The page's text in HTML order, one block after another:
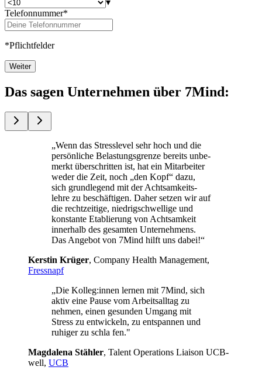
▾
Telefonnummer*
*Pflichtfelder
Weiter
Das sagen Unternehmen über 7Mind:
„Wenn das Stress­le­vel sehr hoch und die
per­sön­li­che Belas­tungs­grenze bereits unbe­
merkt über­schrit­ten ist, hat ein Mit­ar­bei­ter
weder die Zeit, noch „den Kopf“ dazu,
sich grund­le­gend mit der Acht­sam­keits­
lehre zu beschäf­ti­gen. Daher setzen wir auf
die recht­zei­tige, nied­rig­schwel­lige und
kon­stante Eta­blie­rung von Acht­sam­keit
inner­halb des gesam­ten Unterneh­mens.
Das Ange­bot von 7Mind hilft uns dabei!“
Kers­tin Krüger, Com­pany Health Manage­ment,
Fressnapf
„Die Kolleg:innen lernen mit 7Mind, sich
aktiv eine Pause vom Arbeitsalltag zu
nehmen, einen gesunden Umgang mit
Stress zu entwickeln, zu entspannen und
ruhiger zu schla fen."
Mag­da­lena Stäh­ler, Talent Operations Liaison UCB­
well, UCB